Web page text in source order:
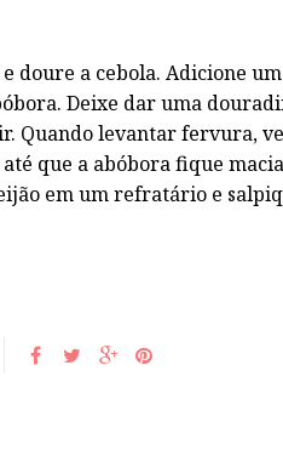
doure a cebola. Adicione
Deixe dar uma
Quando levantar fervura,
que a abóbora fique
em um refratário e